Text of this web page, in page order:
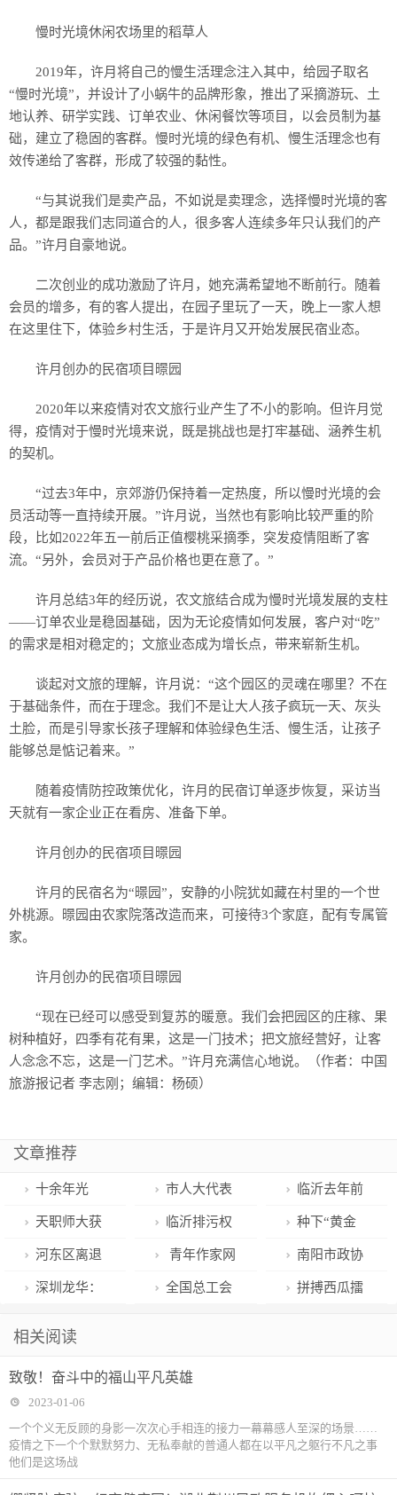
慢时光境休闲农场里的稻草人
2019年，许月将自己的慢生活理念注入其中，给园子取名
“慢时光境”，并设计了小蜗牛的品牌形象，推出了采摘游玩、土
地认养、研学实践、订单农业、休闲餐饮等项目，以会员制为基
础，建立了稳固的客群。慢时光境的绿色有机、慢生活理念也有
效传递给了客群，形成了较强的黏性。
“与其说我们是卖产品，不如说是卖理念，选择慢时光境的客
人，都是跟我们志同道合的人，很多客人连续多年只认我们的产
品。”许月自豪地说。
二次创业的成功激励了许月，她充满希望地不断前行。随着
会员的增多，有的客人提出，在园子里玩了一天，晚上一家人想
在这里住下，体验乡村生活，于是许月又开始发展民宿业态。
许月创办的民宿项目暻园
2020年以来疫情对农文旅行业产生了不小的影响。但许月觉
得，疫情对于慢时光境来说，既是挑战也是打牢基础、涵养生机
的契机。
“过去3年中，京郊游仍保持着一定热度，所以慢时光境的会
员活动等一直持续开展。”许月说，当然也有影响比较严重的阶
段，比如2022年五一前后正值樱桃采摘季，突发疫情阻断了客
流。“另外，会员对于产品价格也更在意了。”
许月总结3年的经历说，农文旅结合成为慢时光境发展的支柱
——订单农业是稳固基础，因为无论疫情如何发展，客户对“吃”
的需求是相对稳定的；文旅业态成为增长点，带来崭新生机。
谈起对文旅的理解，许月说：“这个园区的灵魂在哪里？不在
于基础条件，而在于理念。我们不是让大人孩子疯玩一天、灰头
土脸，而是引导家长孩子理解和体验绿色生活、慢生活，让孩子
能够总是惦记着来。”
随着疫情防控政策优化，许月的民宿订单逐步恢复，采访当
天就有一家企业正在看房、准备下单。
许月创办的民宿项目暻园
许月的民宿名为“暻园”，安静的小院犹如藏在村里的一个世
外桃源。暻园由农家院落改造而来，可接待3个家庭，配有专属管
家。
许月创办的民宿项目暻园
“现在已经可以感受到复苏的暖意。我们会把园区的庄稼、果
树种植好，四季有花有果，这是一门技术；把文旅经营好，让客
人念念不忘，这是一门艺术。”许月充满信心地说。（作者：中国
旅游报记者 李志刚；编辑：杨硕）
文章推荐
十余年光
景 积淀凉水河
畔慢生活丨新
春走基层
市人大代表
金玲 群众的困
难就是我的责
任
临沂去年前
11个月优良天
数同比增加29
天
天职师大获
批2个天津市
高校红色研学
临沂排污权
交易试点破解
减排难题
种下“黄金
籽” 结出“富裕
果”——首届
河东区离退
休干部“再就
青年作家网
推荐‖王茹：写
南阳市政协
新一届领导班
深圳龙华：
向未来
全国总工会 拼搏西瓜擂
相关阅读
致敬！奋斗中的福山平凡英雄
2023-01-06
一个个义无反顾的身影一次次心手相连的接力一幕幕感人至深的场景……
疫情之下一个个默默努力、无私奉献的普通人都在以平凡之躯行不凡之事
他们是这场战